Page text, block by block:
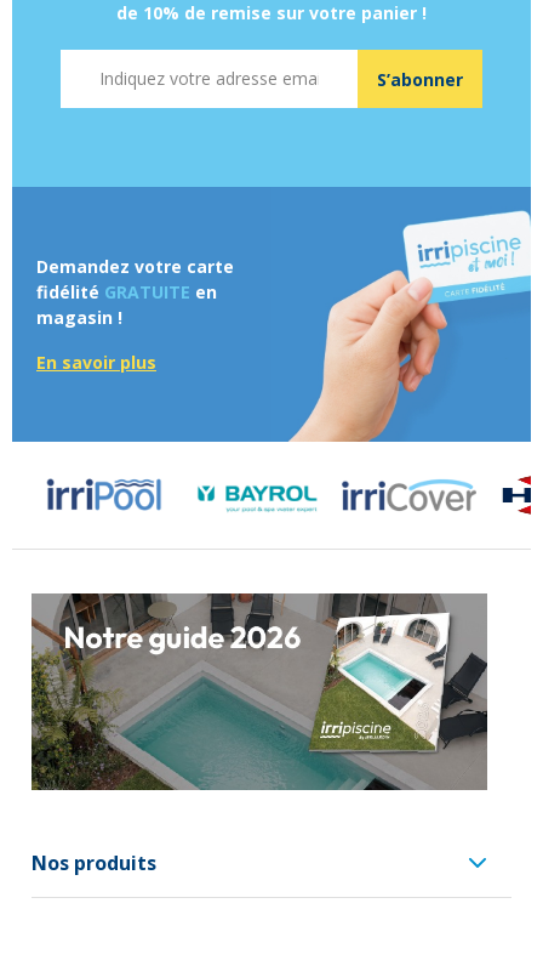
de 10% de remise sur votre panier !
S’abonner
Demandez votre carte
fidélité GRATUITE en
magasin !
En savoir plus
Nos produits